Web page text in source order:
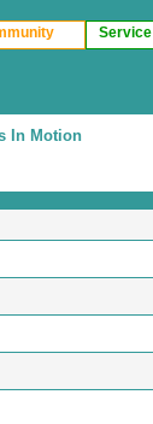
Service
In Motion